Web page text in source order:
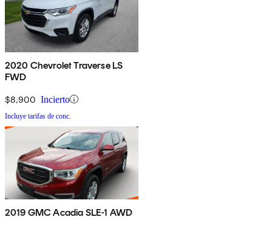
2020 Chevrolet Traverse LS
FWD
$8,900 Incierto
Incluye tarifas de conc.
2019 GMC Acadia SLE-1 AWD